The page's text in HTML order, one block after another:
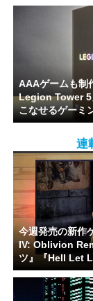
AAAゲームも制
Legion Tower 5
こなせるゲーミ
連
今週発売の新作
IV: Oblivion
ツ』『Hell Let